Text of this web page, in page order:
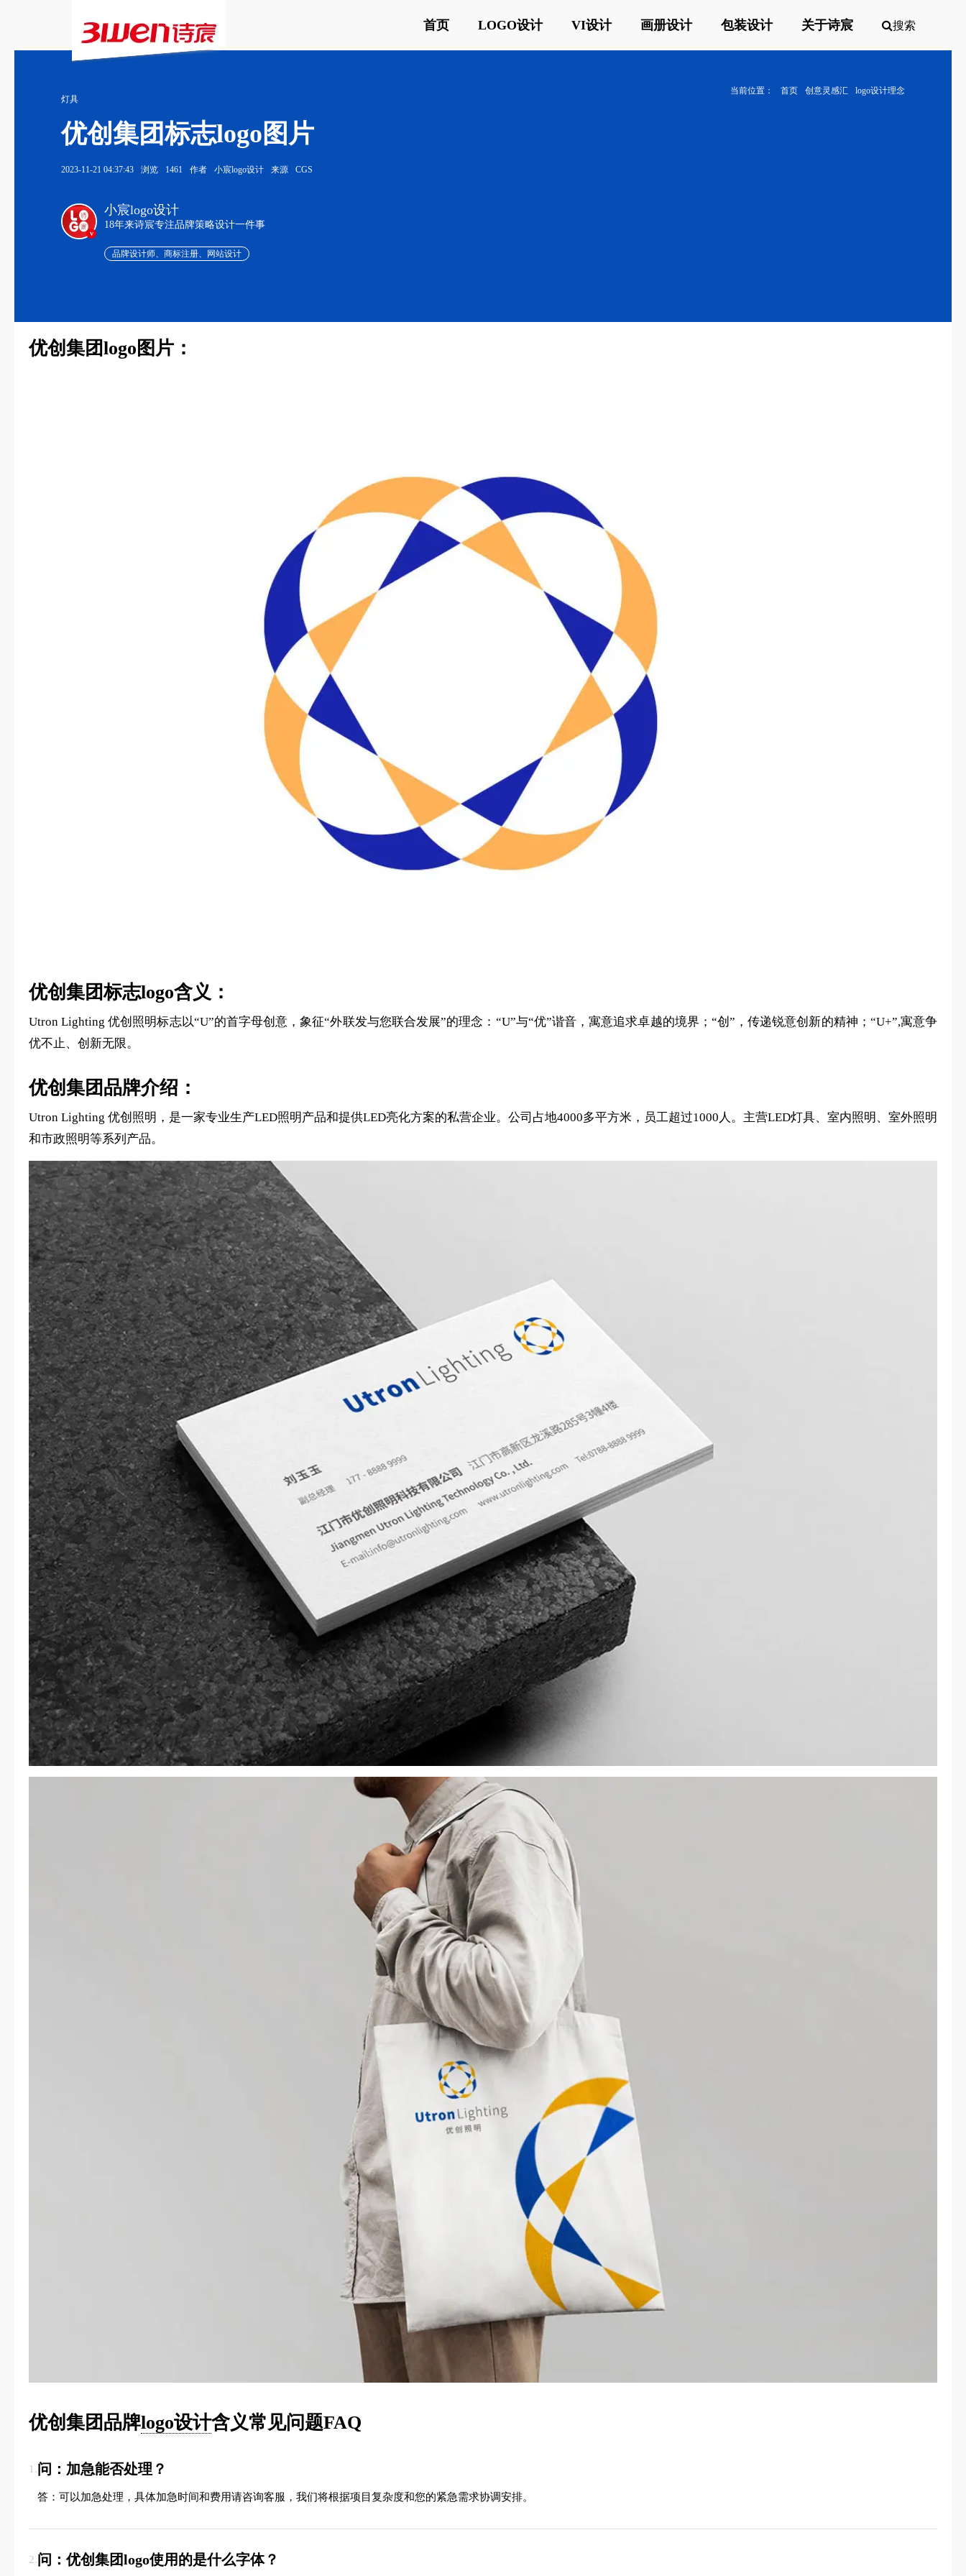
首页 LOGO设计 VI设计 画册设计 包装设计 关于诗宸 搜索
当前位置： 首页 创意灵感汇
logo设计理念
灯具
优创集团标志logo图片
2023-11-21 04:37:43 浏览 1461 作者 小宸logo设计 来源 CGS
v
小宸logo设计
18年来诗宸专注品牌策略设计一件事
品牌设计师、商标注册、网站设计
优创集团logo图片：
优创集团标志logo含义：
Utron Lighting 优创照明标志以“U”的首字母创意，象征“外联发与您联合发展”的理念：“U”与“优”谐音，寓意追求卓越的境界；“创”，传递锐意创新的精神；“U+”,寓意争
优不止、创新无限。
优创集团品牌介绍：
Utron Lighting 优创照明，是一家专业生产LED照明产品和提供LED亮化方案的私营企业。公司占地4000多平方米，员工超过1000人。主营LED灯具、室内照明、室外照明
和市政照明等系列产品。
优创集团品牌logo设计含义常见问题FAQ
1.问：加急能否处理？
答：可以加急处理，具体加急时间和费用请咨询客服，我们将根据项目复杂度和您的紧急需求协调安排。
2.问：优创集团logo使用的是什么字体？